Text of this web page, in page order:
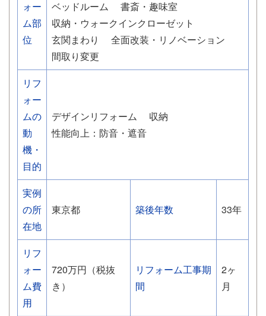
ォー
ム部
位
ベッドルーム
書斎・趣味室
収納・ウォークインクローゼット
玄関まわり
全面改装・リノベーション
間取り変更
リフ
ォー
ムの
動
機・
目的
デザインリフォーム
収納
性能向上：防音・遮音
実例
の所
在地
東京都 築後年数 33年
リフ
ォー
ム費
用
720万円（税抜
き）
リフォーム工事期
間
2ヶ
月